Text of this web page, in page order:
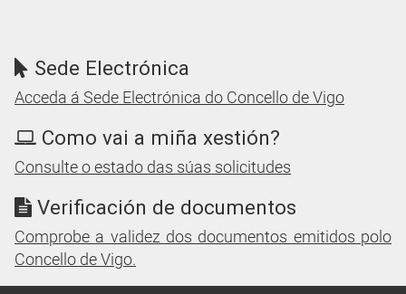
Sede Electrónica
Acceda á Sede Electrónica do Concello de Vigo
Como vai a miña xestión?
Consulte o estado das súas solicitudes
Verificación de documentos
Comprobe a validez dos documentos emitidos polo
Concello de Vigo.